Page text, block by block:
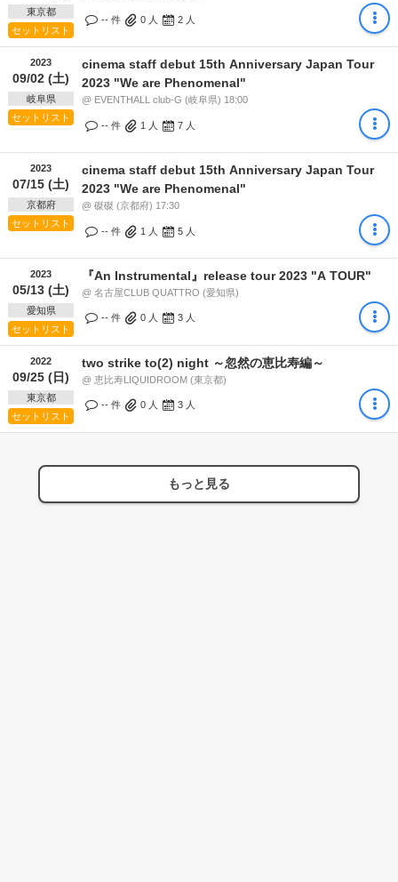
東京都
セットリスト
-- 件 0 人 2 人
2023
09/02 (土)
岐阜県
セットリスト
cinema staff debut 15th Anniversary Japan Tour
2023 "We are Phenomenal"
@ EVENTHALL club-G (岐阜県) 18:00
-- 件 1 人 7 人
2023
07/15 (土)
京都府
セットリスト
cinema staff debut 15th Anniversary Japan Tour
2023 "We are Phenomenal"
@ 磔磔 (京都府) 17:30
-- 件 1 人 5 人
2023
05/13 (土)
愛知県
セットリスト
『An Instrumental』release tour 2023 "A TOUR"
@ 名古屋CLUB QUATTRO (愛知県)
-- 件 0 人 3 人
2022
09/25 (日)
東京都
セットリスト
two strike to(2) night ～忽然の恵比寿編～
@ 恵比寿LIQUIDROOM (東京都)
-- 件 0 人 3 人
もっと見る